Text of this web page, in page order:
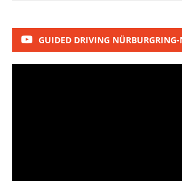
GUIDED DRIVING NÜRBURGRING-